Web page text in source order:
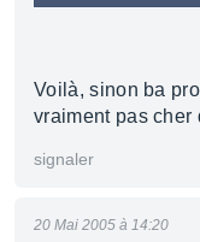
Voilà, sinon ba
vraiment pas cher
signaler
20 Mai 2005 à 14:20